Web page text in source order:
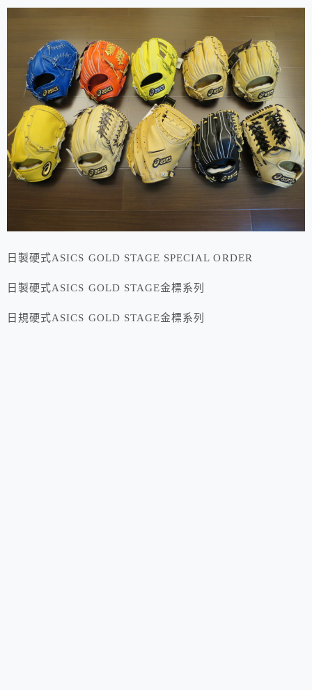
日製硬式ASICS GOLD STAGE SPECIAL ORDER
日製硬式ASICS GOLD STAGE金標系列
日規硬式ASICS GOLD STAGE金標系列